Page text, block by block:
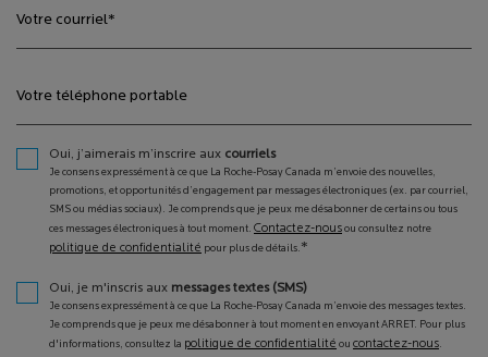
Votre courriel*
Votre téléphone portable
Oui, j’aimerais m’inscrire aux courriels
Je consens expressément à ce que La Roche-Posay Canada m’envoie des nouvelles,
promotions, et opportunités d’engagement par messages électroniques (ex. par courriel,
SMS ou médias sociaux). Je comprends que je peux me désabonner de certains ou tous
ces messages électroniques à tout moment. Contactez-nous ou consultez notre
politique de confidentialité pour plus de détails. *
Oui, je m'inscris aux messages textes (SMS)
Je consens expressément à ce que La Roche-Posay Canada m’envoie des messages textes.
Je comprends que je peux me désabonner à tout moment en envoyant ARRET. Pour plus
d'informations, consultez la politique de confidentialité ou contactez-nous.